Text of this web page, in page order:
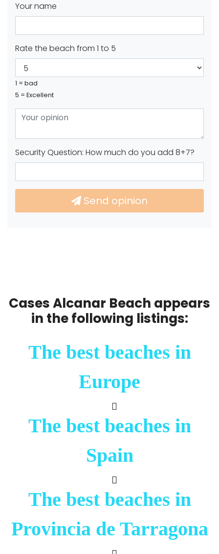
Your name
Rate the beach from 1 to 5
1 = bad
5 = Excellent
Security Question: How much do you add 8+7?
Send opinion
Cases Alcanar Beach appears
in the following listings:
The best beaches in
Europe
The best beaches in
Spain
The best beaches in
Provincia de Tarragona